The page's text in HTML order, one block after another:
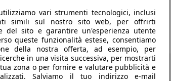
vari strumenti tecnologici, inclusi
simili sul nostro sito web, per offrirti
del sito e garantire un'esperienza utente
queste funzionalità estese, consentiamo
della nostra offerta, ad esempio, per
in una visita successiva, per mostrarti
zona o per fornire e valutare pubblicità e
Salviamo il tuo indirizzo e-mail